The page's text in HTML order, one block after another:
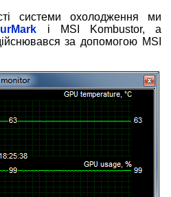
системи охолодження ми
і MSI Kombustor, а
за допомогою MSI